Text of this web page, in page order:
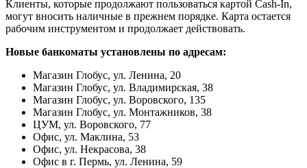
Клиенты, которые продолжают пользоваться картой Cash-In,
могут вносить наличные в прежнем порядке. Карта остается
рабочим инструментом и продолжает действовать.
Новые банкоматы установлены по адресам:
Магазин Глобус, ул. Ленина, 20
Магазин Глобус, ул. Владимирская, 38
Магазин Глобус, ул. Воровского, 135
Магазин Глобус, ул. Монтажников, 38
ЦУМ, ул. Воровского, 77
Офис, ул. Маклина, 53
Офис, ул. Некрасова, 38
Офис в г. Пермь, ул. Ленина, 59